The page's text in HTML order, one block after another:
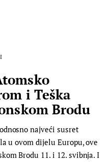
i Teška
Brodu
najveći susret
u ovom dijelu Europu, ove
Brodu 11. i 12. svibnja. I